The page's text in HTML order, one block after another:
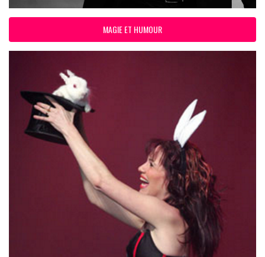
MAGIE ET HUMOUR